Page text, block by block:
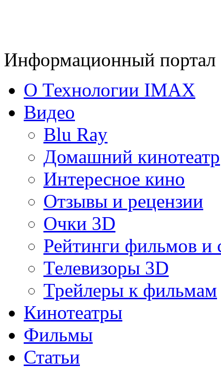
Информационный портал
О Технологии IMAX
Видео
Blu Ray
Домашний кинотеатр
Интересное кино
Отзывы и рецензии
Очки 3D
Рейтинги фильмов и
Телевизоры 3D
Трейлеры к фильмам
Кинотеатры
Фильмы
Статьи